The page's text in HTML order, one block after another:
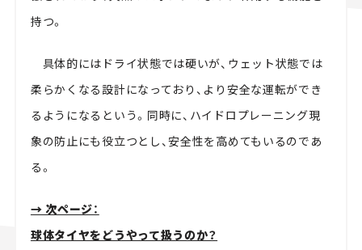
持つ。
具体的にはドライ状態では硬いが、ウェット状態では
柔らかくなる設計になっており、より安全な運転ができ
るようになるという。同時に、ハイドロプレーニング現
象の防止にも役立つとし、安全性を高めてもいるのであ
る。
→ 次ページ：
球体タイヤをどうやって扱うのか？